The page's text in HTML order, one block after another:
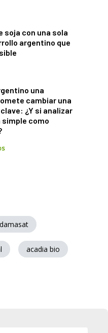
soja con una sola
argentino que
una
cambiar una
¿Y si analizar
como
acadia bio